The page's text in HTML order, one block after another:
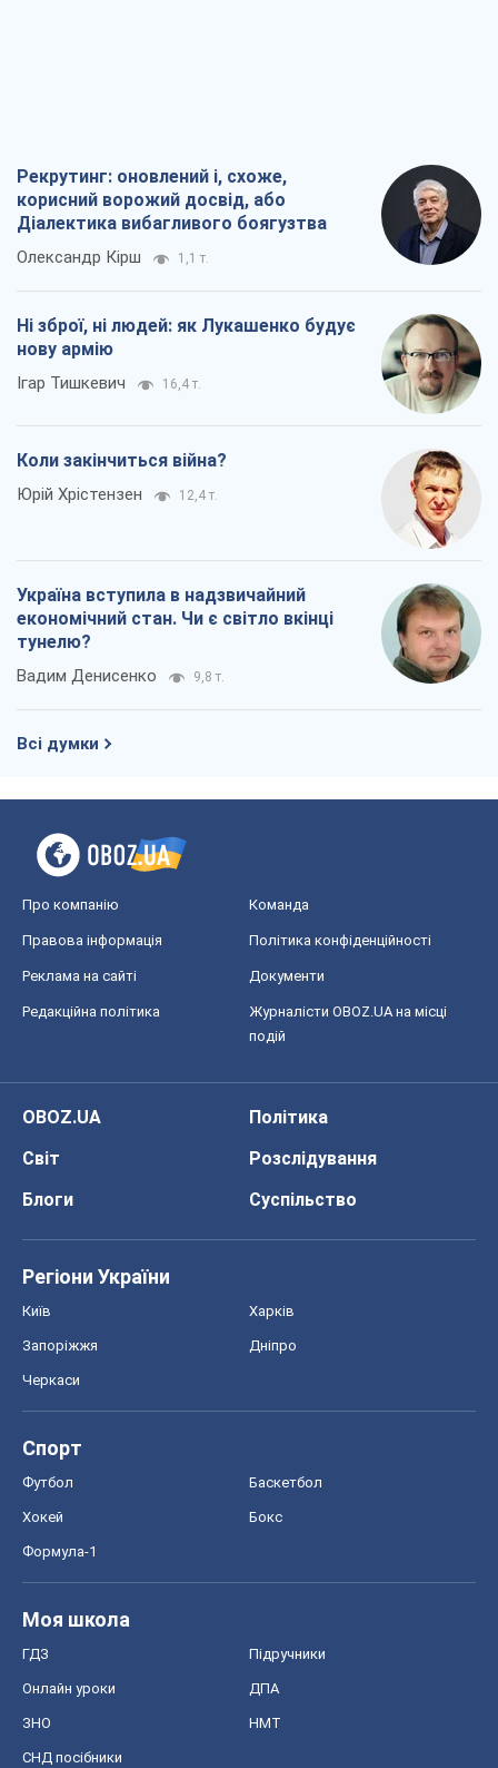
Рекрутинг: оновлений і, схоже,
корисний ворожий досвід, або
Діалектика вибагливого боягузтва
Олександр Кірш 1,1 т.
Ні зброї, ні людей: як Лукашенко будує
нову армію
Ігар Тишкевич 16,4 т.
Коли закінчиться війна?
Юрій Хрістензен 12,4 т.
Україна вступила в надзвичайний
економічний стан. Чи є світло вкінці
тунелю?
Вадим Денисенко 9,8 т.
Всі думки
Про компанію Команда
Правова інформація Політика конфіденційності
Реклама на сайті Документи
Редакційна політика
Журналісти OBOZ.UA на місці
подій
OBOZ.UA
Політика
Світ
Розслідування
Блоги
Суспільство
Регіони України
Київ Харків
Запоріжжя Дніпро
Черкаси
Спорт
Футбол Баскетбол
Хокей Бокс
Формула-1
Моя школа
ГДЗ Підручники
Онлайн уроки ДПА
ЗНО НМТ
СНД посібники